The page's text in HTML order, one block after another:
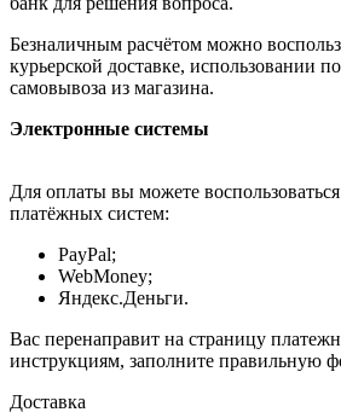
Безналичным расчётом можно
курьерской доставке, использовании
самовывоза из магазина.
Электронные системы
Для оплаты вы можете
платёжных систем:
PayPal;
WebMoney;
Яндекс.Деньги.
Вас перенаправит на страницу
инструкциям, заполните правильную
Доставка